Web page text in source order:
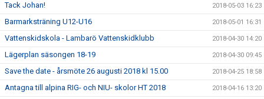
Tack Johan! 2018-05-03 16:23
Barmarksträning U12-U16 2018-05-01 16:31
Vattenskidskola - Lambarö Vattenskidklubb 2018-04-30 14:20
Lägerplan säsongen 18-19 2018-04-30 09:45
Save the date - årsmöte 26 augusti 2018 kl 15.00 2018-04-25 18:58
Antagna till alpina RIG- och NIU- skolor HT 2018 2018-04-16 13:20